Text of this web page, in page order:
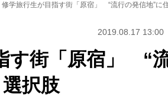
修学旅行生が目指す街「原宿」 “流行の発信地”に
2019.08.17 13:00
す街「原宿」 “
択肢